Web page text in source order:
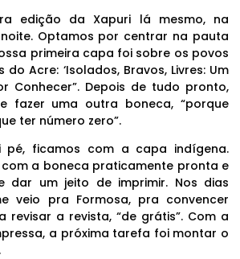
edição da Xapuri lá mesmo, na
noite. Optamos por centrar na pauta
primeira capa foi sobre os povos
Acre: ‘Isolados, Bravos, Livres: Um
Conhecer”. Depois de tudo pronto,
fazer uma outra boneca, “porque
ter número zero”.
pé, ficamos com a capa indígena.
a boneca praticamente pronta e
dar um jeito de imprimir. Nos dias
veio pra Formosa, pra convencer
revisar a revista, “de grátis”. Com a
a próxima tarefa foi montar o